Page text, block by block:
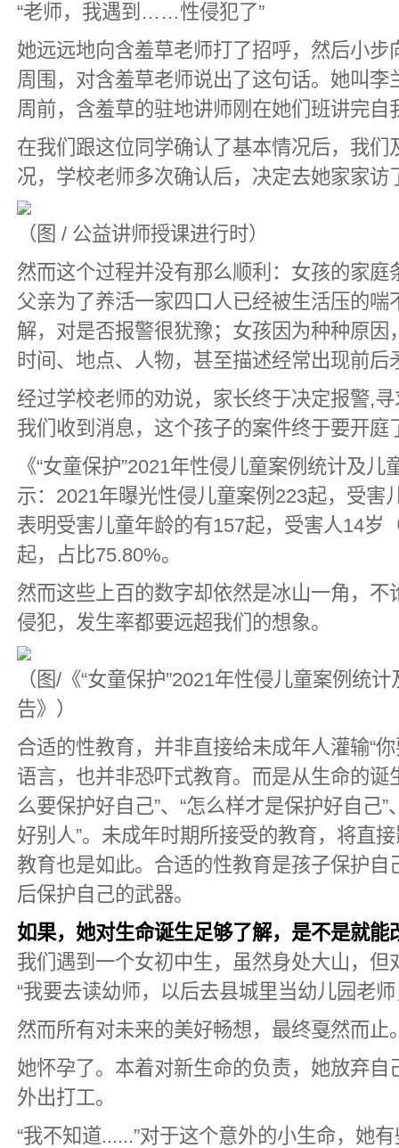
“老师，我遇到……性侵犯了”
她远远地向含羞草老师打了招呼，然后小
周围，对含羞草老师说出了这句话。她叫
周前，含羞草的驻地讲师刚在她们班讲完自
在我们跟这位同学确认了基本情况后，我们
况，学校老师多次确认后，决定去她家家访
（图 / 公益讲师授课进行时）
然而这个过程并没有那么顺利：女孩的家
父亲为了养活一家四口人已经被生活压的喘
解，对是否报警很犹豫；女孩因为种种原
时间、地点、人物，甚至描述经常出现前后
经过学校老师的劝说，家长终于决定报警,
我们收到消息，这个孩子的案件终于要开庭
《“女童保护”2021年性侵儿童案例统计及
示：2021年曝光性侵儿童案例223起，受害
表明受害儿童年龄的有157起，受害人14岁
起，占比75.80%。
然而这些上百的数字却依然是冰山一角，
侵犯，发生率都要远超我们的想象。
（图/《“女童保护”2021年性侵儿童案例统
告》）
合适的性教育，并非直接给未成年人灌输“
语言，也并非恐吓式教育。而是从生命的诞
么要保护好自己”、“怎么样才是保护好自己
好别人”。未成年时期所接受的教育，将直
教育也是如此。合适的性教育是孩子保护
后保护自己的武器。
如果，她对生命诞生足够了解，是不是就能
我们遇到一个女初中生，虽然身处大山，
“我要去读幼师，以后去县城里当幼儿园老
然而所有对未来的美好畅想，最终戛然而止
她怀孕了。本着对新生命的负责，她放弃
外出打工。
“我不知道......”对于这个意外的小生命，她